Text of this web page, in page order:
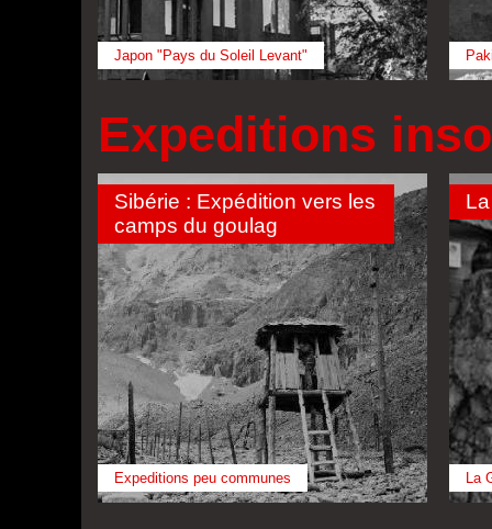
Japon "Pays du Soleil Levant"
Expeditions
Expeditions peu communes
Sibérie : Expédition vers les
camps du goulag
La